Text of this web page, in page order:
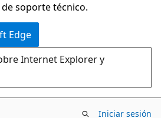
soporte técnico.
Edge
Internet Explorer y
Iniciar sesión